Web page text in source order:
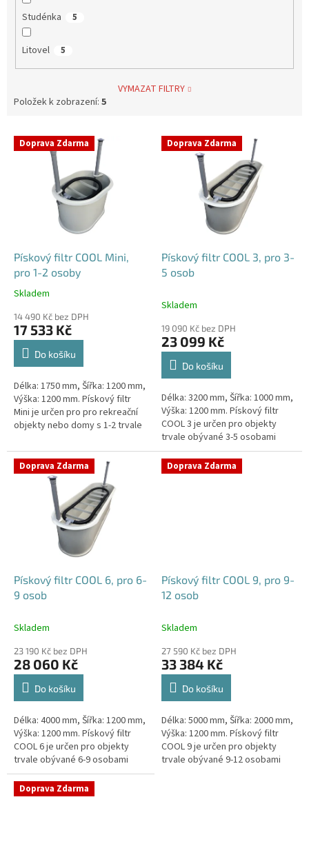
Studénka 5
Litovel 5
VYMAZAT FILTRY
Položek k zobrazení: 5
V Doprava Zdarma
Pískový filtr COOL Mini,
pro 1-2 osoby
Průměrné
produktu
je
4,1
hvězdiček.
Skladem
14 490 Kč bez DPH
17 533 Kč
Do košíku
Délka: 1750 mm, Šířka: 1200 mm,
Výška: 1200 mm. Pískový filtr
Mini je určen pro pro rekreační
objekty nebo domy s 1-2 trvale
Doprava Zdarma
Pískový filtr COOL 3, pro 3-
5 osob
Skladem
19 090 Kč bez DPH
23 099 Kč
Do košíku
Délka: 3200 mm, Šířka: 1000 mm,
Výška: 1200 mm. Pískový filtr
COOL 3 je určen pro objekty
trvale obývané 3-5 osobami
Český výrobek!
Doprava Zdarma
Pískový filtr COOL 6, pro 6-
9 osob
Skladem
23 190 Kč bez DPH
28 060 Kč
Do košíku
Délka: 4000 mm, Šířka: 1200 mm,
Výška: 1200 mm. Pískový filtr
COOL 6 je určen pro objekty
trvale obývané 6-9 osobami
Český výrobek!
Doprava Zdarma
Pískový filtr COOL 9, pro 9-
12 osob
Skladem
27 590 Kč bez DPH
33 384 Kč
Do košíku
Délka: 5000 mm, Šířka: 2000 mm,
Výška: 1200 mm. Pískový filtr
COOL 9 je určen pro objekty
trvale obývané 9-12 osobami
Doprava Zdarma